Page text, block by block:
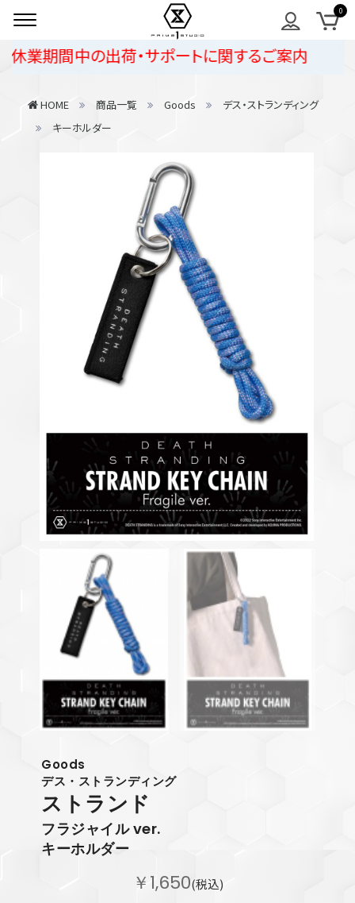
期間中の出荷・サポートに関するご案内
HOME 商品一覧 Goods
デス・ストランディング
キーホルダー
Goods
デス・ストランディング
ストランド
フラジャイル ver.
キーホルダー
￥1,650(税込)